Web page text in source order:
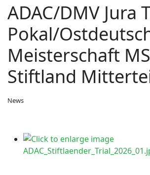
ADAC/DMV Jura
Pokal/
Meisterschaft
Stiftland
News